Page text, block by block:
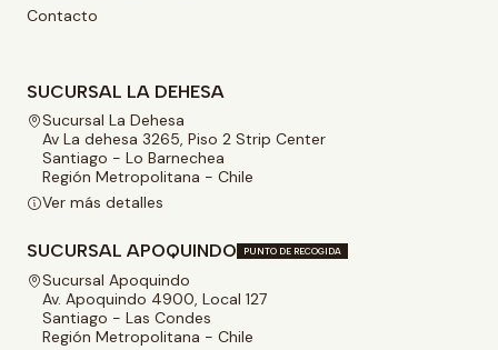
Contacto
SUCURSAL LA DEHESA
Sucursal La Dehesa
Av La dehesa 3265, Piso 2 Strip Center
Santiago - Lo Barnechea
Región Metropolitana - Chile
Ver más detalles
SUCURSAL APOQUINDO PUNTO DE RECOGIDA
Sucursal Apoquindo
Av. Apoquindo 4900, Local 127
Santiago - Las Condes
Región Metropolitana - Chile